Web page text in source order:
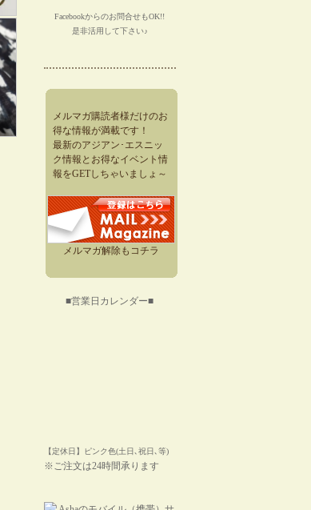
Facebookからのお問合せもOK!!
是非活用して下さい♪
メルマガ購読者様だけのお
得な情報が満載です！
最新のアジアン･エスニッ
ク情報とお得なイベント情
報をGETしちゃいましょ～
メルマガ解除もコチラ
■営業日カレンダー■
【定休日】ピンク色(土日､祝日､等)
※ご注文は24時間承ります